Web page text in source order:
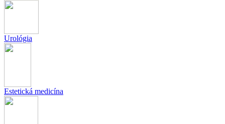
Urológia
Estetická medicína